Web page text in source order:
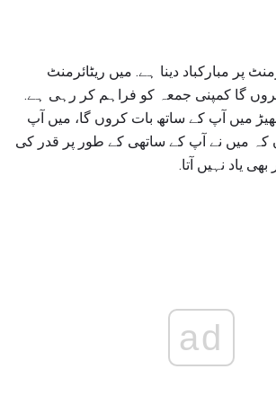
پر مبارکباد دینا ہے. میں ریٹائرمنٹ
گا کمپنی جمعہ کو فراہم کر رہی ہے.
میں آپ کے ساتھ بات کروں گا، میں آپ
کہ میں نے آپ کے ساتھی کے طور پر قدر کی
یاد نہیں آتا.
ad